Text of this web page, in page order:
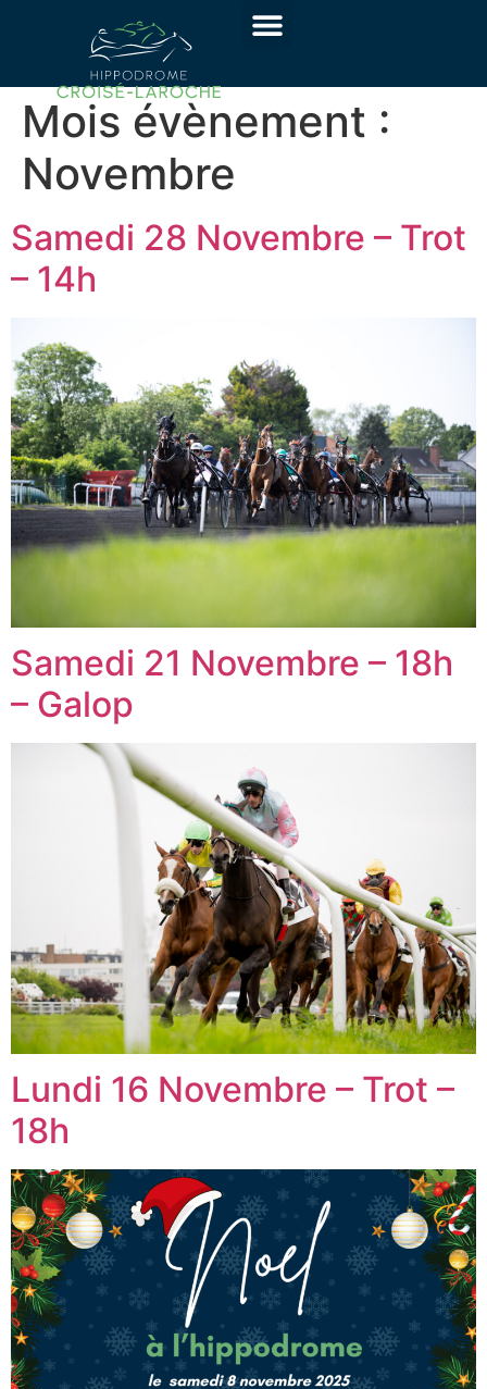
Mois évènement :
Novembre
Samedi 28 Novembre – Trot
– 14h
Samedi 21 Novembre – 18h
– Galop
Lundi 16 Novembre – Trot –
18h